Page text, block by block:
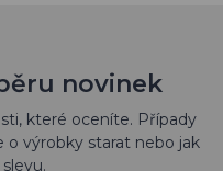
novinek
které oceníte. Případy
o výrobky starat nebo jak